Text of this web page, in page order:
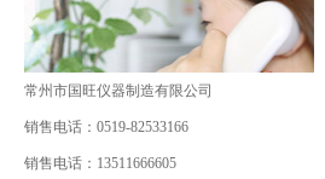
常州市国旺仪器制造有限公司
销售电话：0519-82533166
销售电话：13511666605